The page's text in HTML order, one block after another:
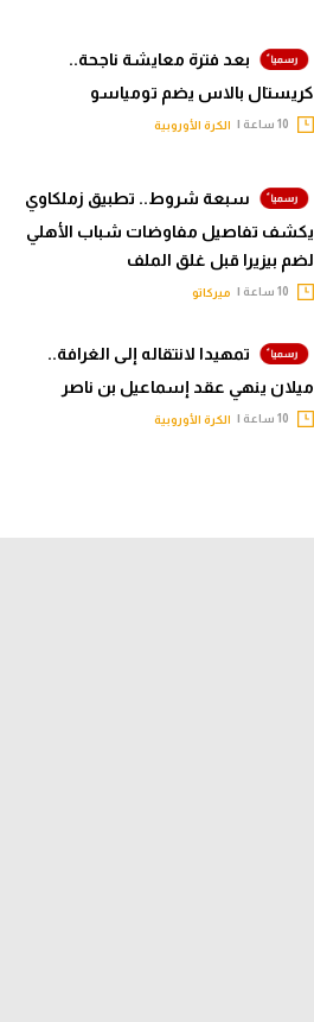
بعد فترة معايشة ناجحة..
كريستال بالاس يضم تومياسو
الكرة الأوروبية
سبعة شروط.. تطبيق زملكاوي
يكشف تفاصيل مفاوضات شباب الأهلي
لضم بيزيرا قبل غلق الملف
ميركاتو
تمهيدا لانتقاله إلى الغرافة..
ميلان ينهي عقد إسماعيل بن ناصر
الكرة الأوروبية